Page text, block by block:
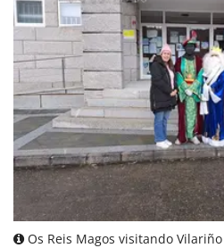
Os Reis Magos visitando